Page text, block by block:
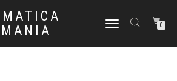
NAVIGAZIONE
0